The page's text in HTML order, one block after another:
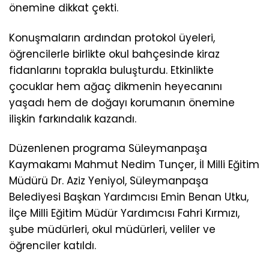
önemine dikkat çekti.
Konuşmaların ardından protokol üyeleri,
öğrencilerle birlikte okul bahçesinde kiraz
fidanlarını toprakla buluşturdu. Etkinlikte
çocuklar hem ağaç dikmenin heyecanını
yaşadı hem de doğayı korumanın önemine
ilişkin farkındalık kazandı.
Düzenlenen programa Süleymanpaşa
Kaymakamı Mahmut Nedim Tunçer, İl Milli Eğitim
Müdürü Dr. Aziz Yeniyol, Süleymanpaşa
Belediyesi Başkan Yardımcısı Emin Benan Utku,
İlçe Milli Eğitim Müdür Yardımcısı Fahri Kırmızı,
şube müdürleri, okul müdürleri, veliler ve
öğrenciler katıldı.